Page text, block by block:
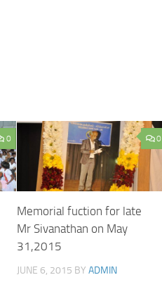
0 0
Memorial fuction for late
Mr Sivanathan on May
31,2015
JUNE 6, 2015 BY ADMIN